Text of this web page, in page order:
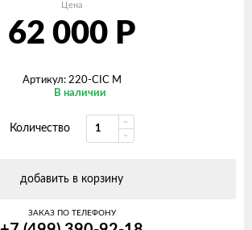
Цена
62 000 Р
Артикул: 220-CIC M
В наличии
Количество
добавить в корзину
ЗАКАЗ ПО ТЕЛЕФОНУ